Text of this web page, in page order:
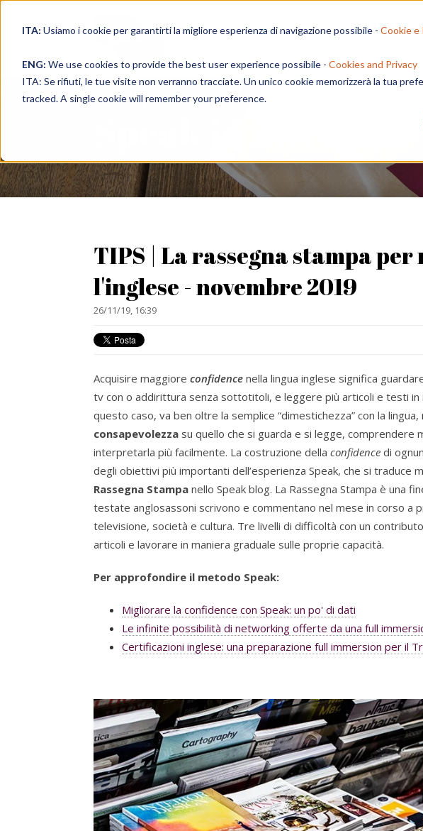
ITA: Usiamo i cookie per garantirti la migliore esperienza di navigazione possibile - Cookie e
ENG: We use cookies to provide the best user experience possibile - Cookies and Privacy
ITA: Se rifiuti, le tue visite non verranno tracciate. Un unico cookie memorizzerà la tua
tracked. A single cookie will remember your preference.
full immersion residenziali
TIPS | La rassegna stampa
l'inglese - novembre 2019
26/11/19, 16:39
Acquisire maggiore confidence nella lingua inglese significa
tv con o addirittura senza sottotitoli, e leggere più articoli e testi in
questo caso, va ben oltre la semplice “dimestichezza” con la
consapevolezza su quello che si guarda e si legge, comprendere
interpretarla più facilmente. La costruzione della confidence di
degli obiettivi più importanti dell’esperienza Speak, che si traduce
Rassegna Stampa nello Speak blog. La Rassegna Stampa è una
testate anglosassoni scrivono e commentano nel mese in corso a
televisione, società e cultura. Tre livelli di difficoltà con un
articoli e lavorare in maniera graduale sulle proprie capacità.
Per approfondire il metodo Speak:
Migliorare la confidence con Speak: un po' di dati
Le infinite possibilità di networking offerte da una full
Certificazioni inglese: una preparazione full immersion per il